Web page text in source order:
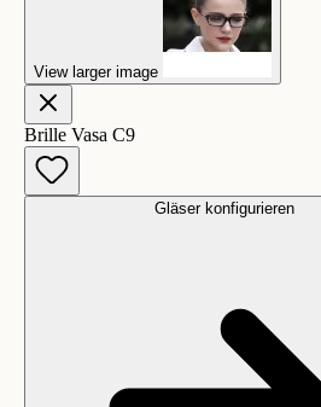
View larger image
Brille Vasa C9
Gläser konfigurieren